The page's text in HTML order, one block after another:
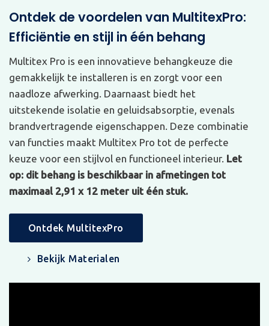
Ontdek de voordelen van MultitexPro:
Efficiëntie en stijl in één behang
Multitex Pro is een innovatieve behangkeuze die
gemakkelijk te installeren is en zorgt voor een
naadloze afwerking. Daarnaast biedt het
uitstekende isolatie en geluidsabsorptie, evenals
brandvertragende eigenschappen. Deze combinatie
van functies maakt Multitex Pro tot de perfecte
keuze voor een stijlvol en functioneel interieur. Let
op: dit behang is beschikbaar in afmetingen tot
maximaal 2,91 x 12 meter uit één stuk.
Ontdek MultitexPro
Bekijk Materialen